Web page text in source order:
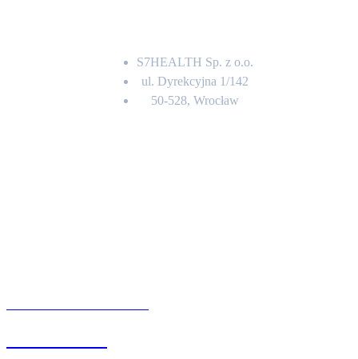
S7HEALTH Sp. z o.o.
ul. Dyrekcyjna 1/142
50-528, Wrocław